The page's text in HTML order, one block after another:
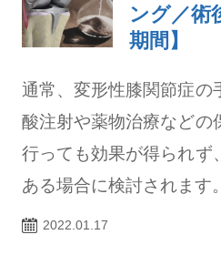
ング／術
期間】
通常、変形性膝関節症の
酸注射や薬物治療などの
行っても効果が得られず
ある場合に検討されます
2022.01.17